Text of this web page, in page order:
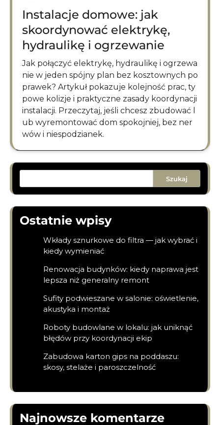
Instalacje domowe: jak
skoordynować elektrykę,
hydraulikę i ogrzewanie
Jak połączyć elektrykę, hydraulikę i ogrzewa
nie w jeden spójny plan bez kosztownych po
prawek? Artykuł pokazuje kolejność prac, ty
powe kolizje i praktyczne zasady koordynacji
instalacji. Przeczytaj, jeśli chcesz zbudować l
ub wyremontować dom spokojniej, bez ner
wów i niespodzianek.
Szukaj
Ostatnie wpisy
Wkłady sznurkowe do filtra — jak wybrać i
kiedy wymieniać
Renowacja budynków: kiedy naprawa jest
lepsza niż generalny remont
Sufity podwieszane w salonie: oświetlenie,
akustyka i montaż
Roboty budowlane w lokalu: jak uniknąć
błędów przy koordynacji ekip
Zabudowa karton gips na poddaszu:
skosy, stelaże i paroszczelność
Najnowsze komentarze